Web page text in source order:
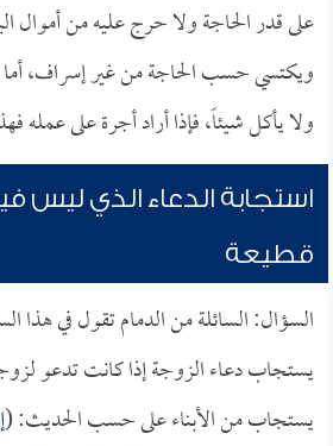
على قدر الحاجة ولا حرج عليه من أموال
ويكتسي حسب الحاجة من غير إسراف، أما
ولا يأكل شيئاً، فإذا أراد أجرة على عمله
استجابة الدعاء الذي ليس
قطيعة
السؤال: السائلة من الدمام تقول في هذا
يستجاب دعاء الزوجة إذا كانت تدعو
يستجاب من الأبناء على حسب الحديث: (